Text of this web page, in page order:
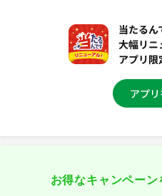
お得なキャンペーン